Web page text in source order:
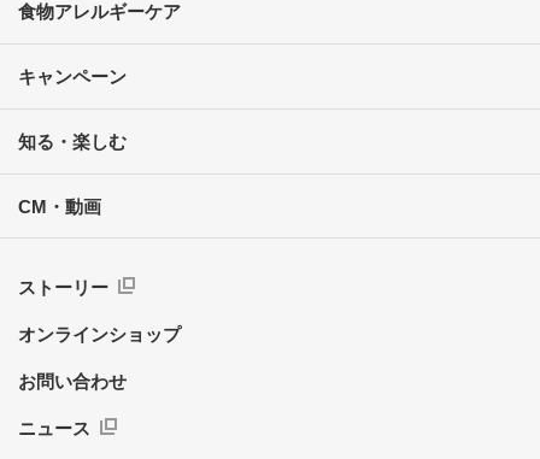
食物アレルギーケア
キャンペーン
知る・楽しむ
CM・動画
ストーリー
オンラインショップ
お問い合わせ
ニュース